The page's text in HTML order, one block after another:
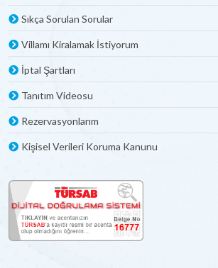
Sıkça Sorulan Sorular
Villamı Kiralamak İstiyorum
İptal Şartları
Tanıtım Videosu
Rezervasyonlarım
Kişisel Verileri Koruma Kanunu